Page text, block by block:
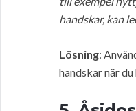
handskar, kan
Lösning:
handskar när